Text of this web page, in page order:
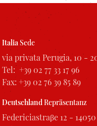
ItaliaSede
via privata Perugia, 10 -
Tel: +39 02 77 33 17 96
Fax: +39 02 76 39 85 89
DeutschlandRepräsentanz
Federiciastraβe 12 -